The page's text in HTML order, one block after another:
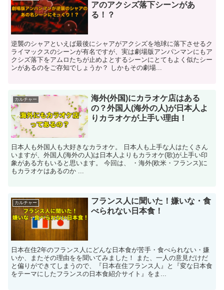
アのアクシズ落下シーンがあ
る！？
逆襲のシャアといえば最後にシャアがアクシズを地球に落下させるク
ライマックスのシーンが有名ですが、実は劇場版アンパンマンにもア
クシズ落下をアムロたちが止めよとするシーンにとてもよく似たシー
ンがあるのをご存知でしょうか？ しかもその劇場...
カルチャー
海外(外国)にカラオケ店はある
の？外国人(海外の人)が日本人よ
りカラオケが上手い理由！
日本人も外国人も大好きなカラオケ。 日本人も上手な人はたくさん
いますが、外国人(海外の人)は日本人よりもカラオケ(歌)が上手い印
象がある方もいると思います。 今回は、 ・海外(欧米・フランス)に
もカラオケはあるのか ...
カルチャー
フランス人に聞いた！嫌いな・食
べられない日本食！
日本在住2年のフランス人にどんな日本食が苦手・食べられない・嫌
いか、またその理由をを聞いてみました！ また、一人の意見だけだ
と偏りができてしまうので、『日本在住フランス人』と『変な日本食
をテーマにしたフランスの日本食紹介サイト』をま...